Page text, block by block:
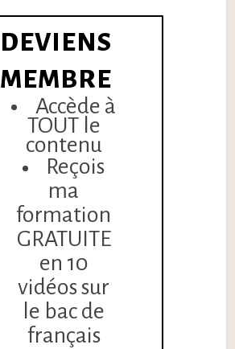
DEVIENS
MEMBRE
Accède à
TOUT le
contenu
Reçois
ma
formation
GRATUITE
en 10
vidéos sur
le bac de
français